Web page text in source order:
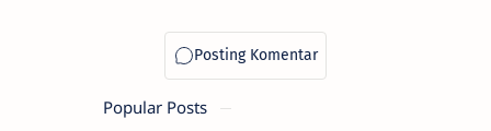
Popular Posts